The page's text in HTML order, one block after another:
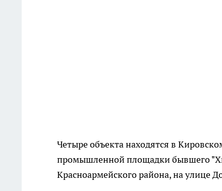
Четыре объекта находятся в
промышленной площадки бывшего
Красноармейского района, на улице